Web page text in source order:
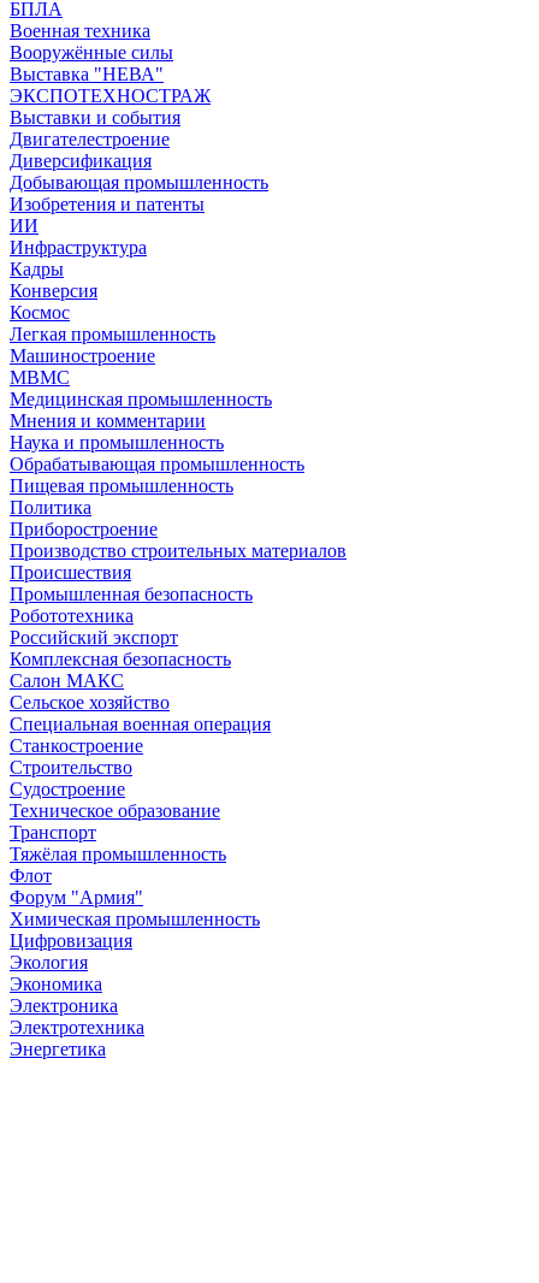
БПЛА
Военная техника
Вооружённые силы
Выставка "НЕВА"
ЭКСПОТЕХНОСТРАЖ
Выставки и события
Двигателестроение
Диверсификация
Добывающая промышленность
Изобретения и патенты
ИИ
Инфраструктура
Кадры
Конверсия
Космос
Легкая промышленность
Машиностроение
МВМС
Медицинская промышленность
Мнения и комментарии
Наука и промышленность
Обрабатывающая промышленность
Пищевая промышленность
Политика
Приборостроение
Производство строительных материалов
Происшествия
Промышленная безопасность
Робототехника
Российский экспорт
Комплексная безопасность
Салон МАКС
Сельское хозяйство
Специальная военная операция
Станкостроение
Строительство
Судостроение
Техническое образование
Транспорт
Тяжёлая промышленность
Флот
Форум "Армия"
Химическая промышленность
Цифровизация
Экология
Экономика
Электроника
Электротехника
Энергетика